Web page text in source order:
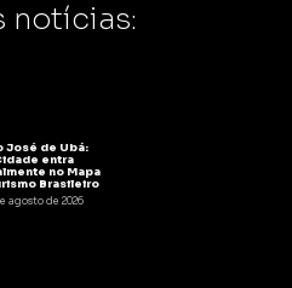
notícias:
José de Ubá:
entra
no Mapa
Brasileiro
agosto de 2026